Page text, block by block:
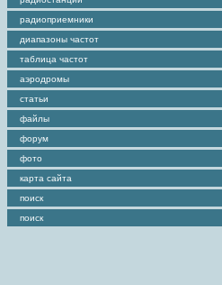
радиоприемники
диапазоны частот
таблица частот
аэродромы
статьи
файлы
форум
фото
карта сайта
поиск
поиск